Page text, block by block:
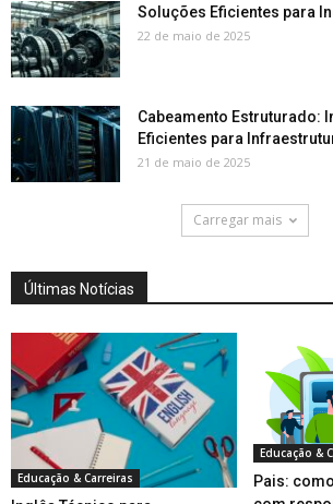
Soluções Eficientes para
22 de maio de 2025
Cabeamento Estruturado:
Eficientes para
21 de maio de 2025
Carregar mais
Últimas Notícias
Educação & Carreiras
Educação &
Pais: